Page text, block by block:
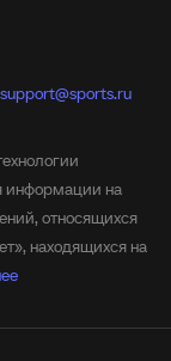
support@sports.ru
информации на
относящихся
находящихся на